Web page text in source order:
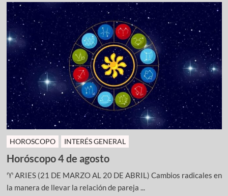
HOROSCOPO INTERÉS GENERAL
Horóscopo 4 de agosto
♈ ARIES (21 DE MARZO AL 20 DE ABRIL) Cambios radicales en
la manera de llevar la relación de pareja ...